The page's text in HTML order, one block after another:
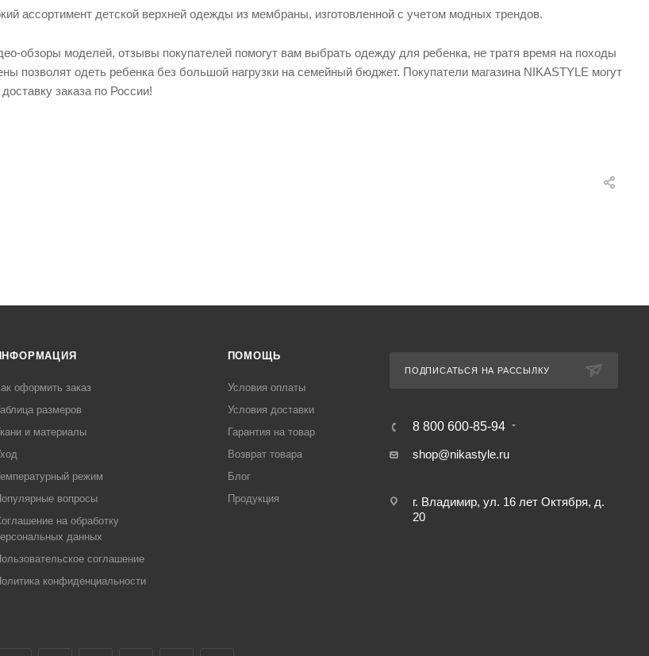
ассортимент детской верхней одежды из мембраны, изготовленной с учетом модных трендов.
обзоры моделей, отзывы покупателей помогут вам выбрать одежду для ребенка, не тратя время на походы
позволят одеть ребенка без большой нагрузки на семейный бюджет. Покупатели магазина NIKASTYLE могут
заказа по России!
оформить заказ
размеров
и материалы
режим
вопросы
на обработку
данных
соглашение
конфиденциальности
ПОМОЩЬ
Условия оплаты
Условия доставки
Гарантия на товар
Возврат товара
Блог
Продукция
ПОДПИСАТЬСЯ НА РАССЫЛКУ
8 800 600-85-94
shop@nikastyle.ru
г. Владимир, ул. 16 лет Октября, д.
20